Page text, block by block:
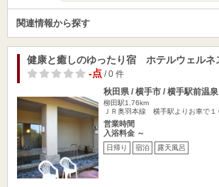
関連情報から探す
健康と癒しのゆったり宿 ホテルウェルネ
-点/ 0 件
秋田県 / 横手市 / 横手駅前温泉
柳田駅1.76km
ＪＲ奥羽本線 横手駅よりお車で１
営業時間
入浴料金 ～
日帰り 宿泊 露天風呂